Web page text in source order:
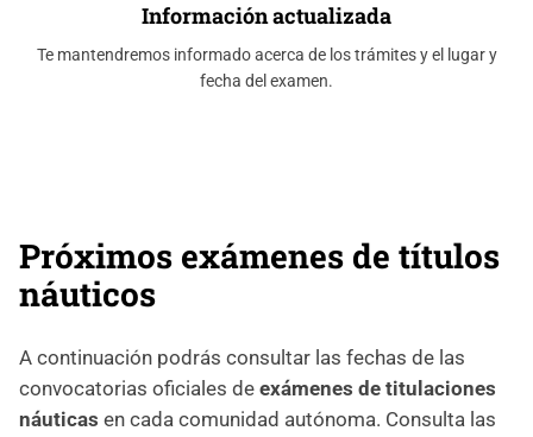
Información actualizada
Te mantendremos informado acerca de los trámites y el lugar y
fecha del examen.
Próximos exámenes de títulos
náuticos
A continuación podrás consultar las fechas de las
convocatorias oficiales de exámenes de titulaciones
náuticas en cada comunidad autónoma. Consulta las